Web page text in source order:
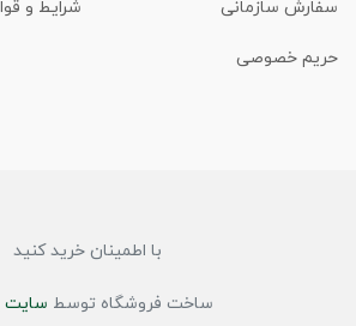
سفارش سازمانی شرایط و
حریم خصوصی
با اطمینان خرید کنید
ساخت فروشگاه توسط سایت